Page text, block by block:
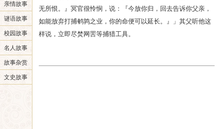
亲情故事
谜语故事
校园故事
名人故事
故事杂赏
文史故事
无所恨。』冥官很怜悯，说：『今放你归，回去告诉你父亲，
如能放弃打捕鹌鹑之业，你的命便可以延长。』」其父听他这
样说，立即尽焚网罟等捕猎工具。